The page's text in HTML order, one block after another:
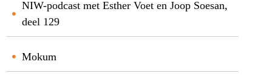
NIW-podcast met Esther Voet en Joop Soesan,
deel 129
Mokum